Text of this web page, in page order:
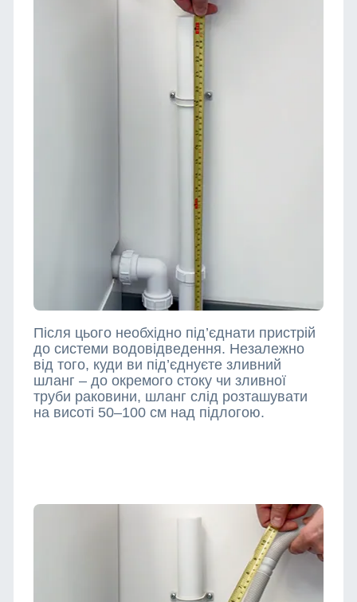
Після цього необхідно під’єднати пристрій
до системи водовідведення. Незалежно
від того, куди ви під’єднуєте зливний
шланг – до окремого стоку чи зливної
труби раковини, шланг слід розташувати
на висоті 50–100 см над підлогою.